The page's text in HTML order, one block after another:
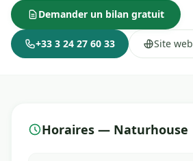
Demander un bilan gratuit
+33 3 24 27 60 33 Site web
Horaires — Naturhouse